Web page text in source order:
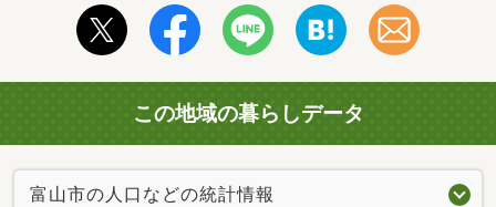
この地域の暮らしデータ
富山市の人口などの統計情報